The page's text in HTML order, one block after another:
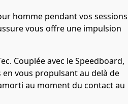
homme pendant vos sessions
vous offre une impulsion
Couplée avec le Speedboard,
vous propulsant au delà de
au moment du contact au